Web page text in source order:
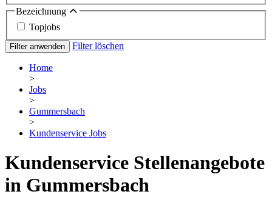
Bezeichnung
Topjobs
Filter anwenden Filter löschen
Home
>
Jobs
>
Gummersbach
>
Kundenservice Jobs
Kundenservice Stellenangebote
in Gummersbach